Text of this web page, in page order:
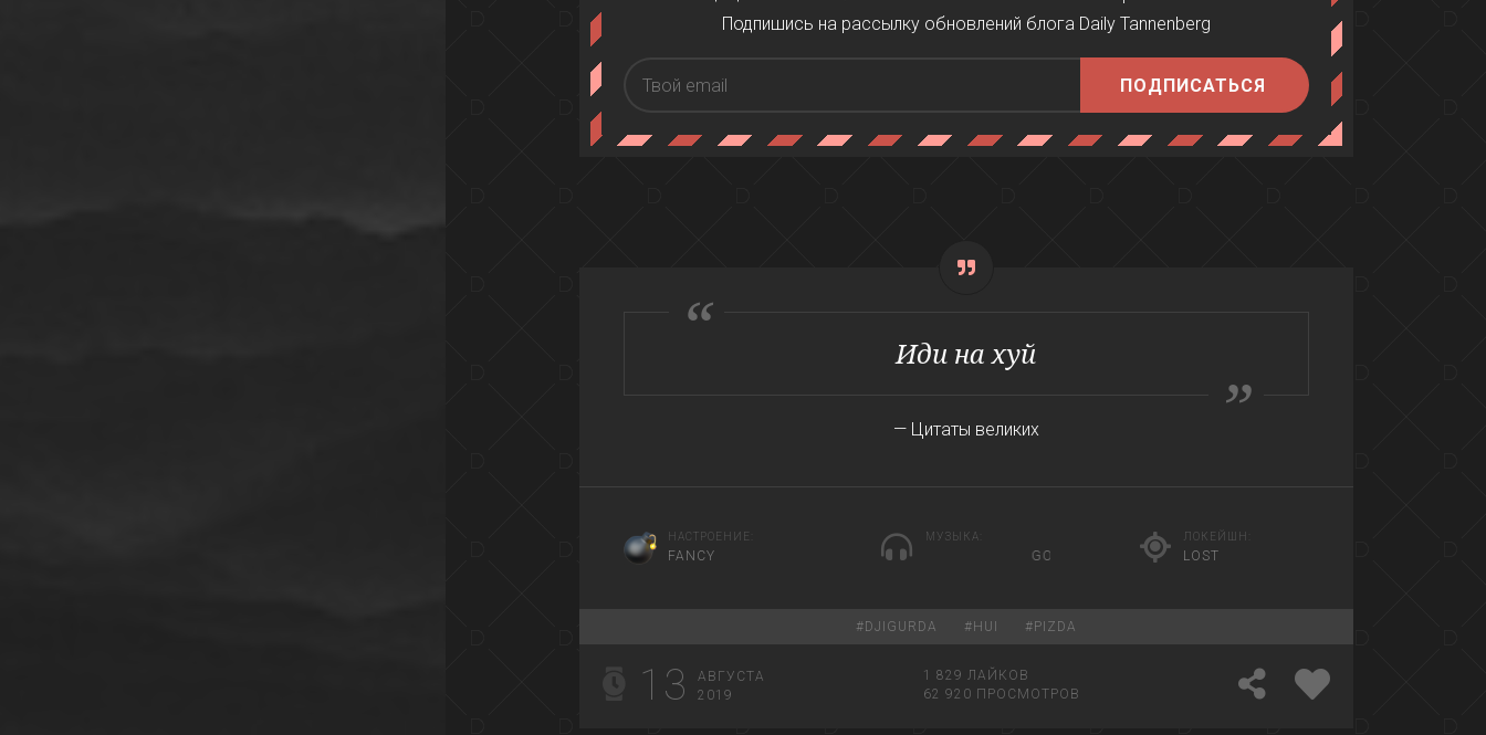
Подпишись на рассылку обновлений блога Daily Tannenberg
ПОДПИСАТЬСЯ
Иди на хуй
— Цитаты великих
НАСТРОЕНИЕ:
FANCY
МУЗЫКА:
GOD SAVE THE QUEEN
ЛОКЕЙШН:
LOST
# DJIGURDA # HUI # PIZDA
13
АВГУСТА
2019
1 829ЛАЙКОВ
62 920 ПРОСМОТРОВ